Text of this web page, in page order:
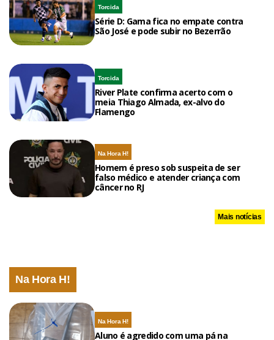
Torcida
Série D: Gama fica no empate contra
São José e pode subir no Bezerrão
Torcida
River Plate confirma acerto com o
meia Thiago Almada, ex-alvo do
Flamengo
Na Hora H!
Homem é preso sob suspeita de ser
falso médico e atender criança com
câncer no RJ
Mais notícias
Na Hora H!
Na Hora H!
Aluno é agredido com uma pá na